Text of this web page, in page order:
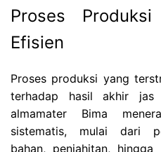
Proses
Efisien
Proses produksi yang
terhadap hasil akhir jas
almamater Bima
sistematis, mulai dari
bahan, penjahitan,